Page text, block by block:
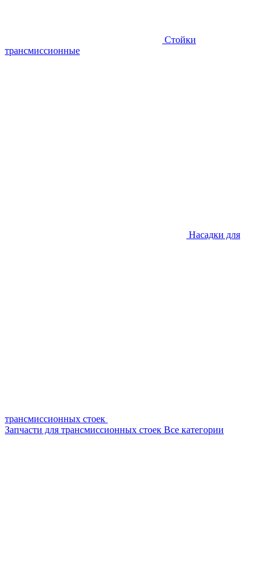
Стойки
трансмиссионные
Насадки для
трансмиссионных стоек
Запчасти для трансмиссионных стоек Все категории